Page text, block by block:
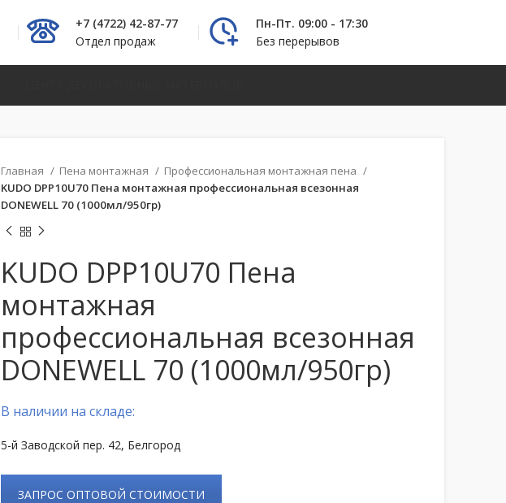
+7 (4722) 42-87-77
Отдел продаж
Пн-Пт. 09:00 - 17:30
Без перерывов
Главная Пена монтажная
Профессиональная монтажная пена
KUDO DPP10U70 Пена монтажная профессиональная всезонная
DONEWELL 70 (1000мл/950гр)
KUDO DPP10U70 Пена
монтажная
профессиональная всезонная
DONEWELL 70 (1000мл/950гр)
В наличии на складе:
5-й Заводской пер. 42, Белгород
ЗАПРОС ОПТОВОЙ СТОИМОСТИ